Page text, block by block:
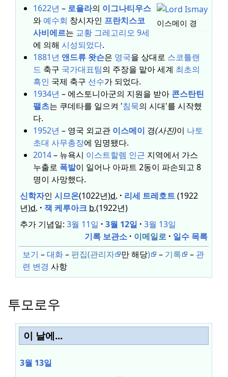
이스메이 경
1622년 – 로욜라의 이그나티우스
와 예수회 창시자인 프란치스코
사비에르는 교황 그레고리오 9세
에 의해 시성되었다.
1881년 앤드류 왓슨은 영국을 상대로 스코틀랜
드 축구 국가대표팀의 주장을 맡아 세계 최초의
흑인 국제 축구 선수가 되었다.
1934년 – 에스토니아군의 지원을 받아 콘스탄틴
팰츠는 쿠데타를 일으켜 '침묵의 시대'를 시작했
다.
1952년 – 영국 외교관 이스메이 경(사진)이 나토
초대 사무총장에 임명됐다.
2014– 뉴욕시 이스트할렘 인근 지역에서 가스
누출로 폭발이 일어나 아파트 2동이 파손되고 8
명이 사망했다.
신학자인시므온(1022년)d. 리세 트레호트(1922
년)d. 잭 케루아크 b.(1922년)
추가 기념일: 3월 11일 3월 12일
3월 13일
기록 보관소
이메일로
일수 목록
보기 –대화– 편집(관리자 만 해당) – 기록 – 관
련 변경 사항
투모로우
이 날에...
3월 13일